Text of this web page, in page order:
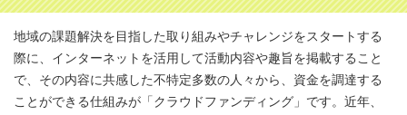
地域の課題解決を目指した取り組みやチャレンジをスタートする
際に、インターネットを活用して活動内容や趣旨を掲載すること
で、その内容に共感した不特定多数の人々から、資金を調達する
ことができる仕組みが「クラウドファンディング」です。近年、